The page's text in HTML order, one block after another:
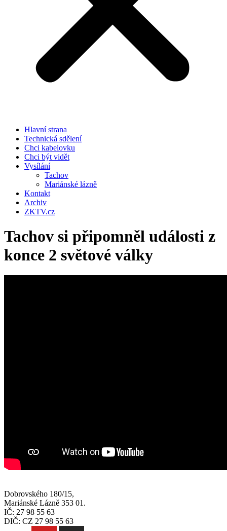
Hlavní strana
Technická sdělení
Chci kabelovku
Chci být vidět
Vysílání
Tachov
Mariánské lázně
Kontakt
Archiv
ZKTV.cz
Tachov si připomněl události z
konce 2 světové války
Dobrovského 180/15,
Mariánské Lázně 353 01.
IČ: 27 98 55 63
DIČ: CZ 27 98 55 63